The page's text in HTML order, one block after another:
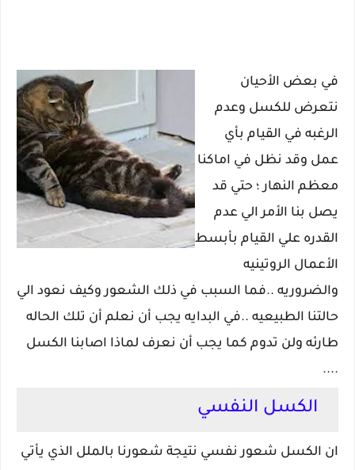
في بعض الأحيان
نتعرض للكسل وعدم
الرغبه في القيام بأي
عمل وقد نظل في اماكنا
معظم النهار ؛ حتي قد
يصل بنا الأمر الي عدم
القدره علي القيام بأبسط
الأعمال الروتينيه
والضروريه ..فما السبب في ذلك الشعور وكيف نعود الي
حالتنا الطبيعيه ..في البدايه يجب أن نعلم أن تلك الحاله
طارئه ولن تدوم كما يجب أن نعرف لماذا اصابنا الكسل
....
الكسل النفسي
ان الكسل شعور نفسي نتيجة شعورنا بالملل الذي يأتي